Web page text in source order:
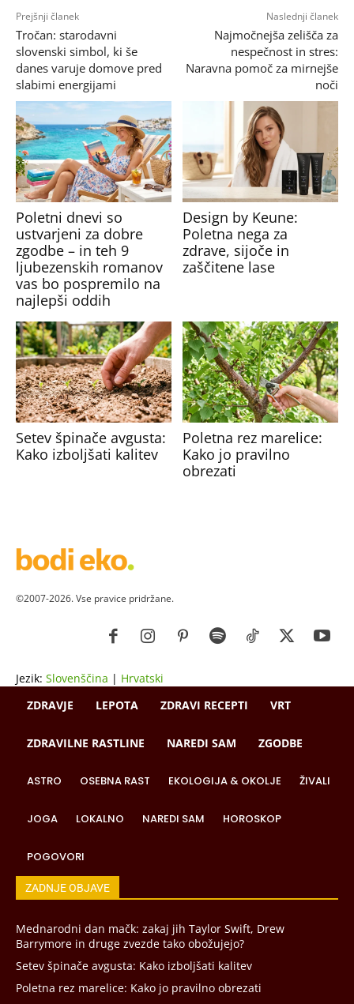
Prejšnji članek
Tročan: starodavni
slovenski simbol, ki še
danes varuje domove pred
slabimi energijami
Naslednji članek
Najmočnejša zelišča za
nespečnost in stres:
Naravna pomoč za mirnejše
noči
Poletni dnevi so
ustvarjeni za dobre
zgodbe – in teh 9
ljubezenskih romanov
vas bo pospremilo na
najlepši oddih
Design by Keune:
Poletna nega za
zdrave, sijoče in
zaščitene lase
Setev špinače avgusta:
Kako izboljšati kalitev
Poletna rez marelice:
Kako jo pravilno
obrezati
©2007-2026. Vse pravice pridržane.
Jezik: Slovenščina | Hrvatski
ZDRAVJE
LEPOTA ZDRAVI RECEPTI VRT
ZDRAVILNE RASTLINE NAREDI SAM ZGODBE
ASTRO OSEBNA RAST EKOLOGIJA & OKOLJE ŽIVALI
JOGA LOKALNO NAREDI SAM HOROSKOP
POGOVORI
ZADNJE OBJAVE
Mednarodni dan mačk: zakaj jih Taylor Swift, Drew
Barrymore in druge zvezde tako obožujejo?
Setev špinače avgusta: Kako izboljšati kalitev
Poletna rez marelice: Kako jo pravilno obrezati